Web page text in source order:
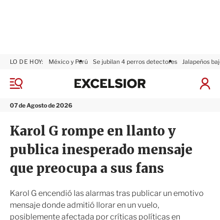
M
n
07 de Agosto de 2026
LO DE HOY: México y Perú Se jubilan 4 perros detectores Jalapeños
I
x
i
r
Karol G rompe en llanto y
publica inesperado mensaje
que preocupa a sus fans
Karol G encendió las alarmas tras publicar un emotivo
mensaje donde admitió llorar en un vuelo,
posiblemente afectada por críticas políticas en